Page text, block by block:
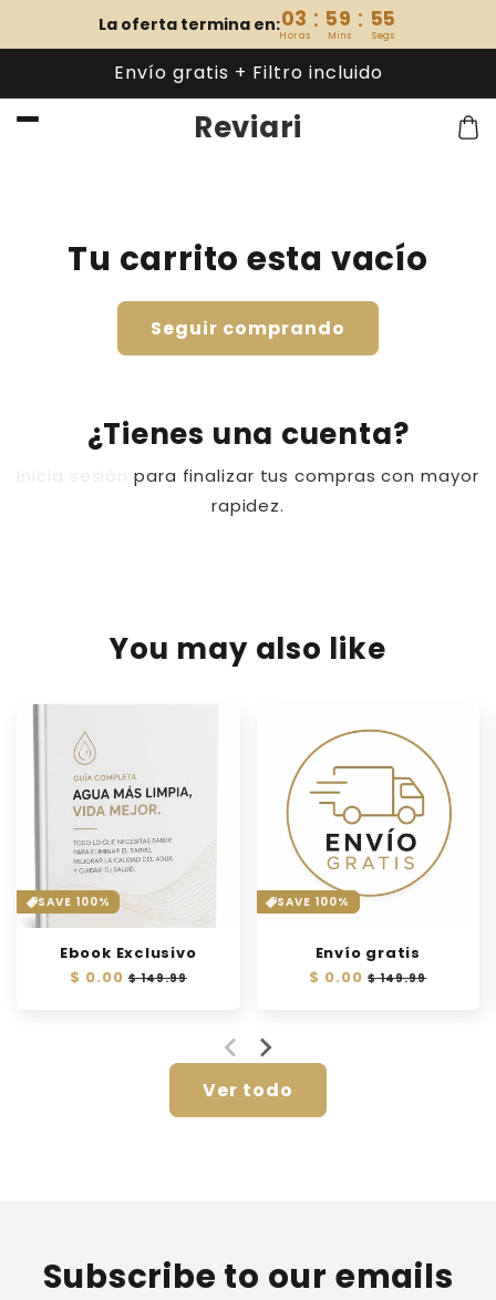
La oferta termina en:03 : 59 : 55
Horas Mins Segs
contenido
Envío gratis + Filtro incluido
Reviari
Tu carrito esta vacío
Seguir comprando
¿Tienes una cuenta?
para finalizar tus compras con mayor
rapidez.
You may also like
SAVE 100%
Ebook Exclusivo
Precio
$ 0.00 Precio
$ 149.99
SAVE 100%
Envío gratis
Precio
$ 0.00 Precio
$ 149.99
Ver todo
Subscribe to our emails